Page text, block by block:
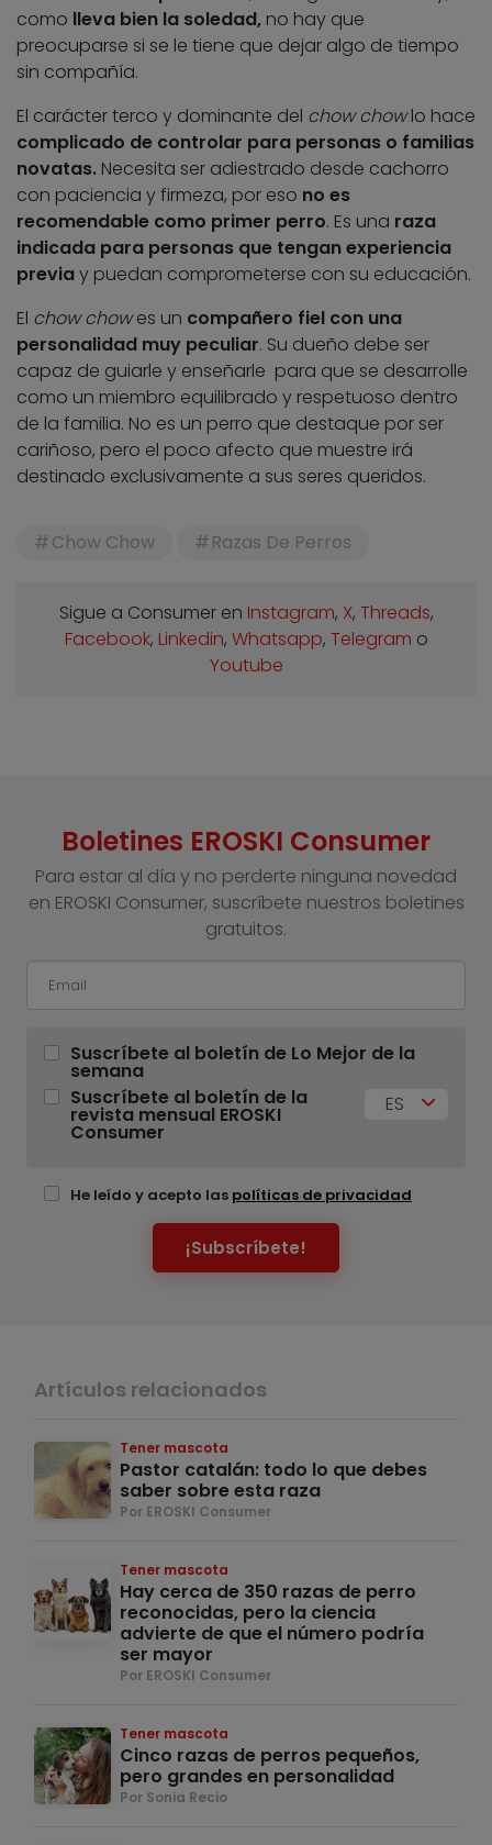
como lleva bien la soledad, no hay que
preocuparse si se le tiene que dejar algo de tiempo
sin compañía.
El carácter terco y dominante del chow chowlo hace
complicado de controlar para personas o familias
novatas. Necesita ser adiestrado desde cachorro
con paciencia y firmeza, por eso no es
recomendable como primer perro. Es una raza
indicada para personas que tengan experiencia
previay puedan comprometerse con su educación.
El chow chowes un compañero fiel con una
personalidad muy peculiar. Su dueño debe ser
capaz de guiarle y enseñarle para que se desarrolle
como un miembro equilibrado y respetuoso dentro
de la familia. No es un perro que destaque por ser
cariñoso, pero el poco afecto que muestre irá
destinado exclusivamente a sus seres queridos.
Chow Chow Razas De Perros
Sigue a Consumer en Instagram, X, Threads,
Facebook, Linkedin, Whatsapp, Telegram o
Youtube
Boletines EROSKI Consumer
Para estar al día y no perderte ninguna novedad
en EROSKI Consumer, suscríbete nuestros boletines
gratuitos.
Suscríbete al boletín de Lo Mejor de la
semana
Suscríbete al boletín de la
revista mensual EROSKI
Consumer
ES
He leído y acepto las políticas de privacidad
¡Subscríbete!
Artículos relacionados
Tener mascota
Pastor catalán: todo lo que debes
saber sobre esta raza
Por EROSKI Consumer
Tener mascota
Hay cerca de 350 razas de perro
reconocidas, pero la ciencia
advierte de que el número podría
ser mayor
Por EROSKI Consumer
Tener mascota
Cinco razas de perros pequeños,
pero grandes en personalidad
Por Sonia Recio